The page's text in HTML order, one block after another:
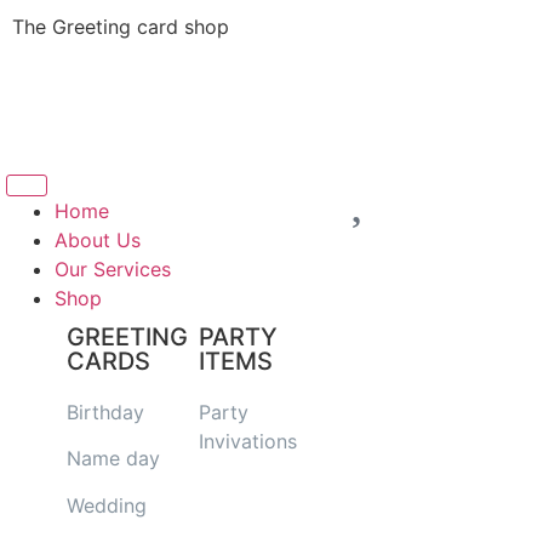
The Greeting card shop
Home
About Us
Our Services
Shop
GREETING
CARDS
Birthday
Name day
Wedding
PARTY
ITEMS
Party
Invivations